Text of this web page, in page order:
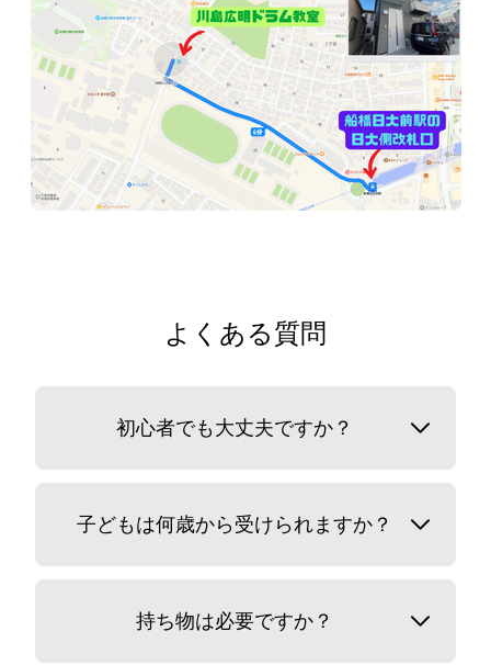
よくある質問
初心者でも大丈夫ですか？
子どもは何歳から受けられますか？
持ち物は必要ですか？